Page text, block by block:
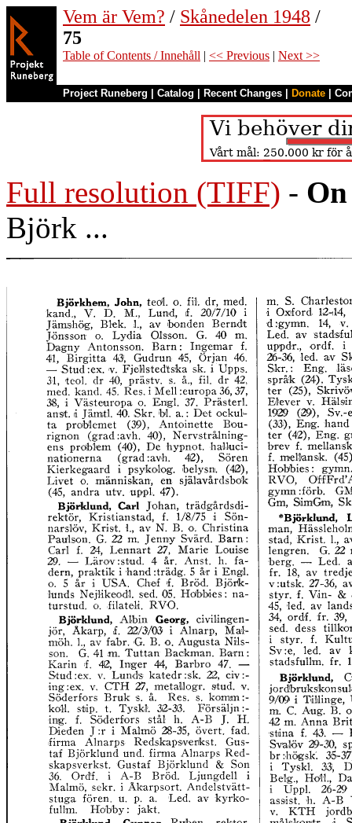
Vem är Vem? / Skånedelen 1948 /
75
Table of Contents / Innehåll | << Previous | Next >>
Project Runeberg Catalog Recent Changes Donate
Full resolution (TIFF) -
Björk ...